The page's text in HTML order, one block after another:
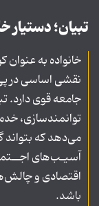
تبیان؛ دستیار
خانواده به
نقشی اساسی در
جامعه قوی دارد.
توانمندسازی،
می‌دهد که
آسیـب‌های
اقتصادی و
باشد.